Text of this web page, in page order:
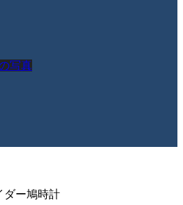
写真
ダー鳩時計